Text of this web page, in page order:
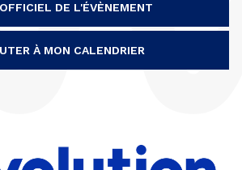
DE L'ÉVÈNEMENT
À MON CALENDRIER